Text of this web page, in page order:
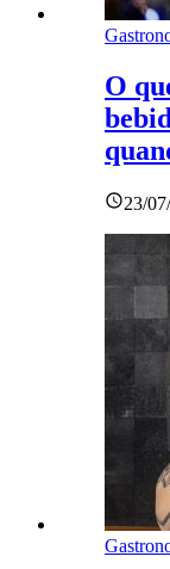
O
23/